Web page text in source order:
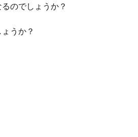
のでしょうか？
うか？